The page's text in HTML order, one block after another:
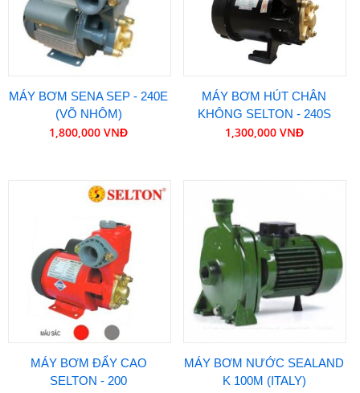
MÁY BƠM SENA SEP - 240E
(VÕ NHÔM)
1,800,000 VNĐ
MÁY BƠM HÚT CHÂN
KHÔNG SELTON - 240S
1,300,000 VNĐ
MÁY BƠM ĐẨY CAO
SELTON - 200
MÁY BƠM NƯỚC SEALAND
K 100M (ITALY)